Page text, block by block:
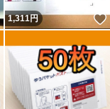
いいね！
1,311円